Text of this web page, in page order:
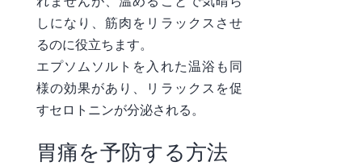
しになり、筋肉をリラックスさせ
るのに役立ちます。
エプソムソルトを入れた温浴も同
様の効果があり、リラックスを促
すセロトニンが分泌される。
胃痛を予防する方法